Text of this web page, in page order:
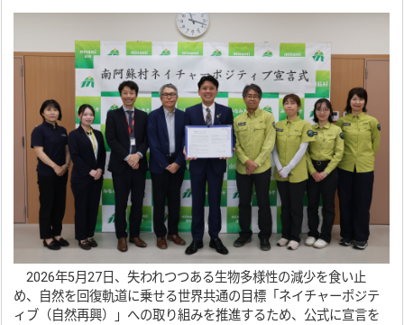
2026年5月27日、失われつつある生物多様性の減少を食い止
め、自然を回復軌道に乗せる世界共通の目標「ネイチャーポジテ
ィブ（自然再興）」への取り組みを推進するため、公式に宣言を